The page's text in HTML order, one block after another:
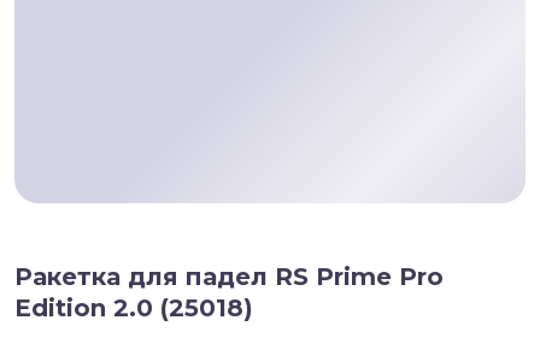
Ракетка для падел RS Prime Pro
Edition 2.0 (25018)